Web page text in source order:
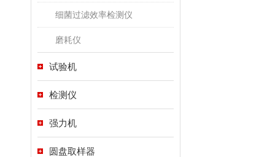
细菌过滤效率检测仪
磨耗仪
试验机
检测仪
强力机
圆盘取样器